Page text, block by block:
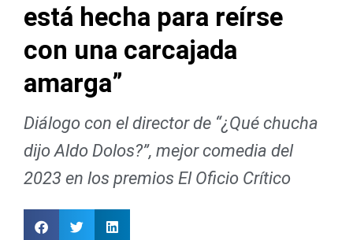
está hecha para reírse
con una carcajada
amarga”
Diálogo con el director de “¿Qué chucha
dijo Aldo Dolos?”, mejor comedia del
2023 en los premios El Oficio Crítico